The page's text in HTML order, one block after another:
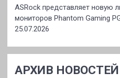
ASRock представляет новую
мониторов Phantom Gaming
25.07.2026
АРХИВ НОВОСТЕЙ